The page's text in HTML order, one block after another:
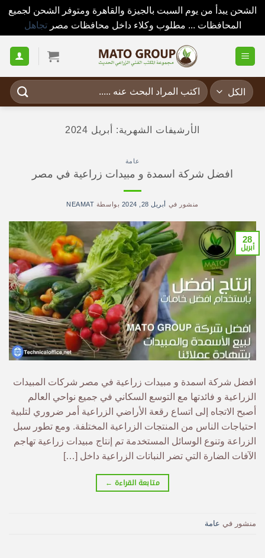
الشحن يبدأ من يوم السبت بالجيزة والقاهرة ومتوفر الشحن لجميع
المحافظات ... مطلوب وكلاء داخل محافظات مصرتجاهل
للمحتوى
البحث
عن:
الأرشيفات الشهرية: أبريل 2024
عامة
افضل شركة اسمدة و مبيدات زراعية في مصر
منشور في أبريل 28, 2024 بواسطة NEAMAT
28
أبريل
افضل شركة اسمدة و مبيدات زراعية في مصر شركات المبيدات
الزراعية و فائدتها مع التوسع السكاني في جميع نواحي العالم
أصبح الاتجاه إلى اتساع رقعة الأراضي الزراعية أمر ضروري لتلبية
احتياجات الناس من المنتجات الزراعية المختلفة. ومع تطور سبل
الزراعة وتنوع الوسائل المستخدمة تم إنتاج مبيدات زراعية تهاجم
الآفات الضارة التي تضر النباتات الزراعية داخل […]
متابعة القراءة ←
منشور في عامة